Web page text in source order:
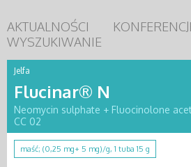
AKTUALNOŚCI
WYSZUKIWANIE
Jelfa
Flucinar® N
Neomycin sulphate + Fluocinolone
CC 02
maść; (0,25 mg+ 5 mg)/g, 1 tuba 15 g